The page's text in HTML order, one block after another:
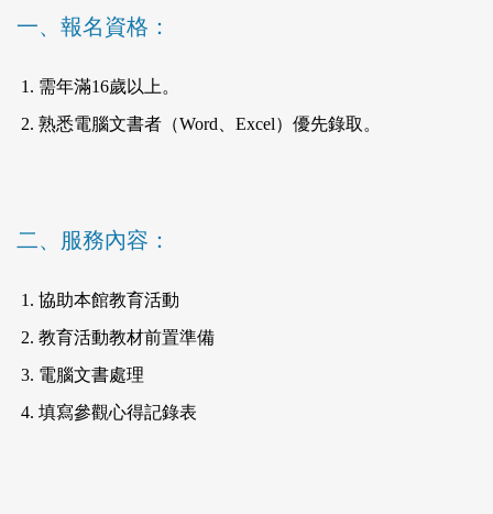
一、報名資格：
需年滿16歲以上。
熟悉電腦文書者（Word、Excel）優先錄取。
二、服務內容：
協助本館教育活動
教育活動教材前置準備
電腦文書處理
填寫參觀心得記錄表